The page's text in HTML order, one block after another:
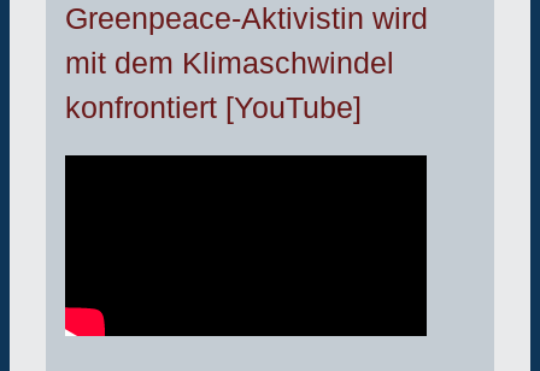
Greenpeace-Aktivistin wird
mit dem Klimaschwindel
konfrontiert [YouTube]